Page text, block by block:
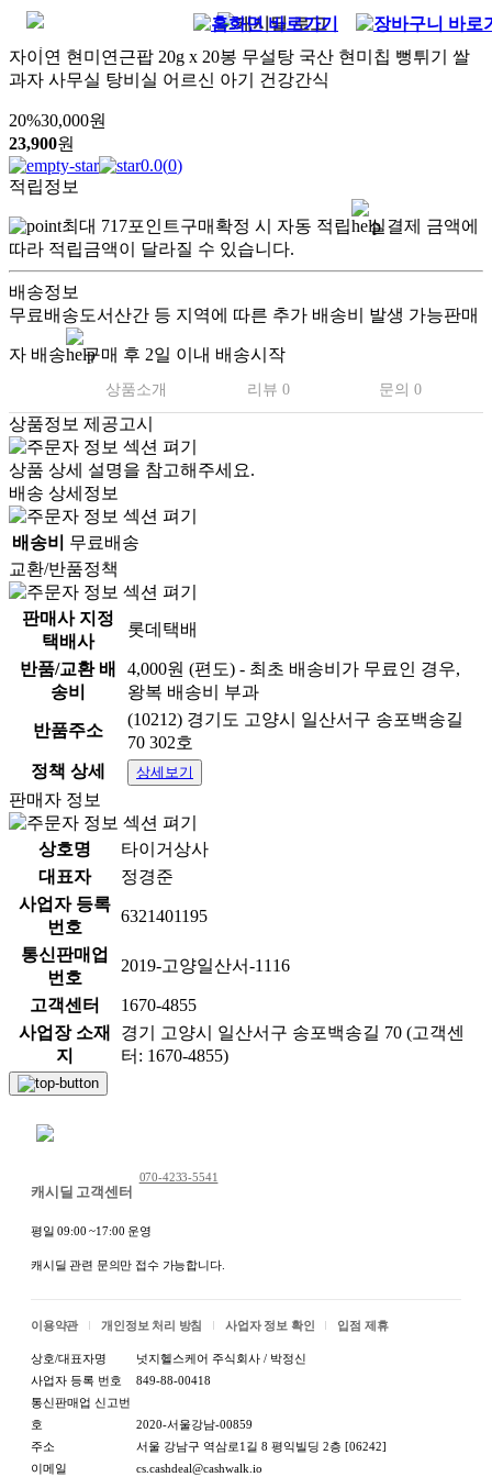
자이연 현미연근팝 20g x 20봉 무설탕 국산 현미칩 뻥튀기 쌀
과자 사무실 탕비실 어르신 아기 건강간식
20%30,000원
23,900원
0.0(0)
적립정보
최대 717포인트구매확정 시 자동 적립
실결제 금액에
따라 적립금액이 달라질 수 있습니다.
배송정보
무료배송도서산간 등 지역에 따른 추가 배송비 발생 가능판매
자 배송 구매 후 2일 이내 배송시작
상품소개 리뷰 0 문의 0
상품정보 제공고시
상품 상세 설명을 참고해주세요.
배송 상세정보
배송비
무료배송
교환/반품정책
판매사 지정
택배사
롯데택배
반품/교환 배
송비
4,000원 (편도) - 최초 배송비가 무료인 경우,
왕복 배송비 부과
반품주소
(10212) 경기도 고양시 일산서구 송포백송길
70 302호
정책 상세
상세보기
판매자 정보
상호명
타이거상사
대표자
정경준
사업자 등록
번호
6321401195
통신판매업
번호
2019-고양일산서-1116
고객센터
1670-4855
사업장 소재
지
경기 고양시 일산서구 송포백송길 70 (고객센
터: 1670-4855)
캐시딜 고객센터
070-4233-5541
평일 09:00 ~17:00 운영
캐시딜 관련 문의만 접수 가능합니다.
이용약관 개인정보 처리 방침 사업자 정보 확인 입점 제휴
상호/대표자명
넛지헬스케어 주식회사 / 박정신
사업자 등록 번호
849-88-00418
통신판매업 신고번
호
2020-서울강남-00859
주소
서울 강남구 역삼로1길 8 평익빌딩 2층 [06242]
이메일
cs.cashdeal@cashwalk.io